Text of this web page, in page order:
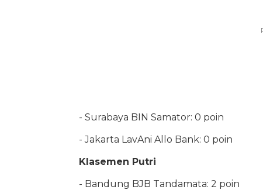
- Surabaya BIN Samator: 0 poin
- Jakarta LavAni Allo Bank: 0 poin
Klasemen Putri
- Bandung BJB Tandamata: 2 poin